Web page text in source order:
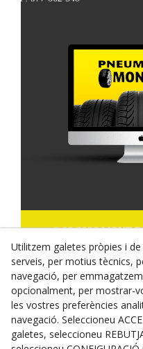
© 08/2026 MONT-
Termes i
Utilitzem galetes pròpies i
serveis, per motius tècnics,
navegació, per
opcionalment, per mostrar-
les vostres preferències
navegació. Seleccioneu
galetes, seleccioneu